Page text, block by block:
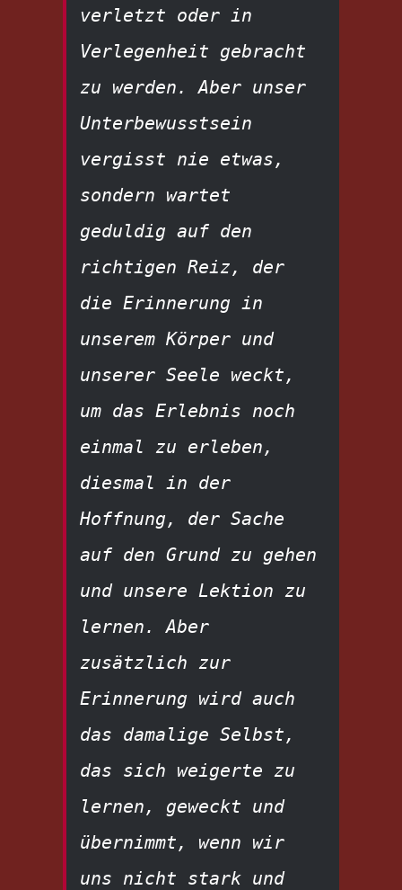
verletzt oder in
Verlegenheit gebracht
zu werden. Aber unser
Unterbewusstsein
vergisst nie etwas,
sondern wartet
geduldig auf den
richtigen Reiz, der
die Erinnerung in
unserem Körper und
unserer Seele weckt,
um das Erlebnis noch
einmal zu erleben,
diesmal in der
Hoffnung, der Sache
auf den Grund zu gehen
und unsere Lektion zu
lernen. Aber
zusätzlich zur
Erinnerung wird auch
das damalige Selbst,
das sich weigerte zu
lernen, geweckt und
übernimmt, wenn wir
uns nicht stark und